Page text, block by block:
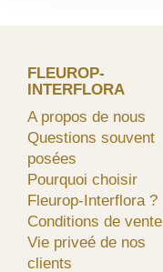
FLEUROP-
INTERFLORA
A propos de nous
Questions souvent
posées
Pourquoi choisir
Fleurop-Interflora ?
Conditions de vente
Vie priveé de nos
clients